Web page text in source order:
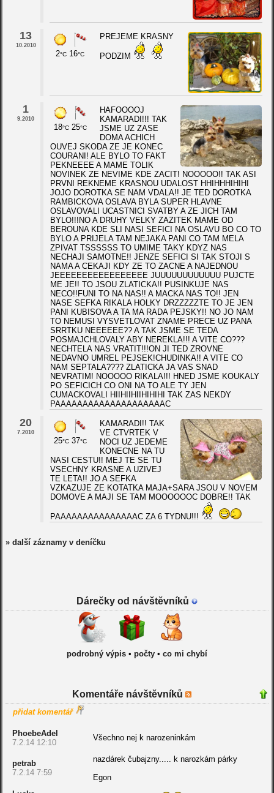
13
10.2010
2°C 16°C
PREJEME KRASNY
PODZIM
1
9.2010
18°C25°C
HAFOOOOJ
KAMARADI!!! TAK
JSME UZ ZASE
DOMA ACHICH
OUVEJ SKODA ZE JE KONEC
COURANI! ALE BYLO TO FAKT
PEKNEEEE A MAME TOLIK
NOVINEK ZE NEVIME KDE ZACIT! NOOOOO!! TAK ASI
PRVNI REKNEME KRASNOU UDALOST HHIHHHIHIHI
JOJO DOROTKA SE NAM VDALA!! JE TED DOROTKA
RAMBICKOVA OSLAVA BYLA SUPER HLAVNE
OSLAVOVALI UCASTNICI SVATBY A ZE JICH TAM
BYLO!!!NO A DRUHY VELKY ZAZITEK MAME OD
BEROUNA KDE SLI NASI SEFICI NA OSLAVU BO CO TO
BYLO A PRIJELA TAM NEJAKA PANI CO TAM MELA
ZPIVAT TSSSSSS TO UMIME TAKY KDYZ NAS
NECHAJI SAMOTNE!! JENZE SEFICI SI TAK STOJI S
NAMA A CEKAJI KDY ZE TO ZACNE A NAJEDNOU
JEEEEEEEEEEEEEEEEE JUUUUUUUUUUUU PUJCTE
ME JE!! TO JSOU ZLATICKA!! PUSINKUJE NAS
NECO!!FUNI TO NA NAS!! A MACKA NAS TO!! JEN
NASE SEFKA RIKALA HOLKY DRZZZZZTE TO JE JEN
PANI KUBISOVA A TA MA RADA PEJSKY!! NO JO NAM
TO NEMUSI VYSVETLOVAT ZNAME PRECE UZ PANA
SRRTKU NEEEEEE?? A TAK JSME SE TEDA
POSMAJCHLOVALY ABY NEREKLA!!! A VITE CO???
NECHTELA NAS VRATIT!!!ON JI TED ZROVNE
NEDAVNO UMREL PEJSEK!CHUDINKA!! A VITE CO
NAM SEPTALA???? ZLATICKA JA VAS SNAD
NEVRATIM! NOOOOO RIKALA!!! HNED JSME KOUKALY
PO SEFICICH CO ONI NA TO ALE TY JEN
CUMACKOVALI HIIHIIHIIHIHIHI TAK ZAS NEKDY
PAAAAAAAAAAAAAAAAAAAAC
20
7.2010
25°C37°C
KAMARADI!! TAK
VE CTVRTEK V
NOCI UZ JEDEME
KONECNE NA TU
NASI CESTU!! MEJ TE SE TU
VSECHNY KRASNE A UZIVEJ
TE LETA!! JO A SEFKA
VZKAZUJE ZE KOTATKA MAJA+SARA JSOU V NOVEM
DOMOVE A MAJI SE TAM MOOOOOOC DOBRE!! TAK
PAAAAAAAAAAAAAAAC ZA 6 TYDNU!!!
» další záznamy v deníčku
Dárečky od návštěvníků
podrobný výpis• počty• co mi chybí
Komentáře návštěvníků
přidat komentář
PhoebeAdel
7.2.14 12:10
Všechno nej k narozeninkám
petrab
7.2.14 7:59
nazdárek čubajzny..... k narozkám párky
Egon